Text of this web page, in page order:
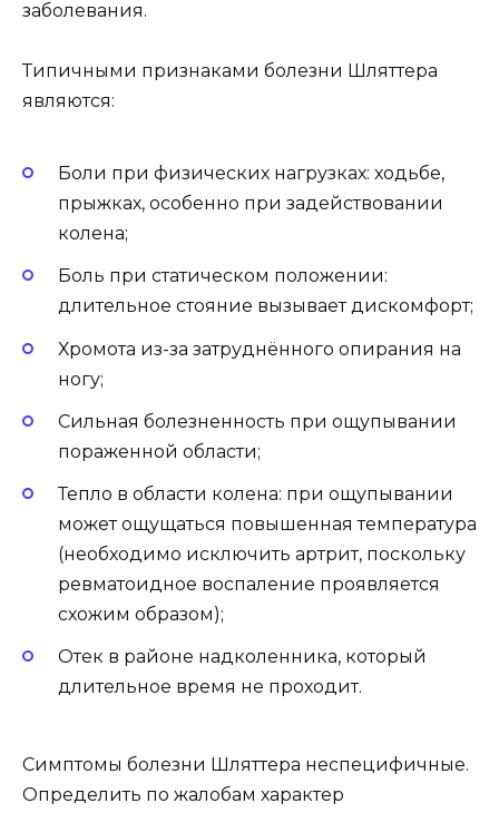
заболевания.
Типичными признаками болезни Шляттера
являются:
Боли при физических нагрузках: ходьбе,
прыжках, особенно при задействовании
колена;
Боль при статическом положении:
длительное стояние вызывает дискомфорт;
Хромота из-за затруднённого опирания на
ногу;
Сильная болезненность при ощупывании
пораженной области;
Тепло в области колена: при ощупывании
может ощущаться повышенная температура
(необходимо исключить артрит, поскольку
ревматоидное воспаление проявляется
схожим образом);
Отек в районе надколенника, который
длительное время не проходит.
Симптомы болезни Шляттера неспецифичные.
Определить по жалобам характер